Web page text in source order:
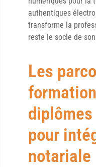
authentiques
transforme la
reste le socle de
Les
pour
notariale